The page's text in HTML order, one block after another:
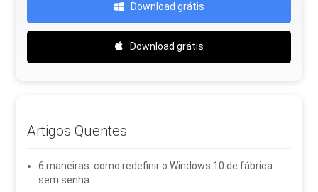
Download grátis
Download grátis
Artigos Quentes
6 maneiras: como redefinir o Windows 10 de fábrica
sem senha